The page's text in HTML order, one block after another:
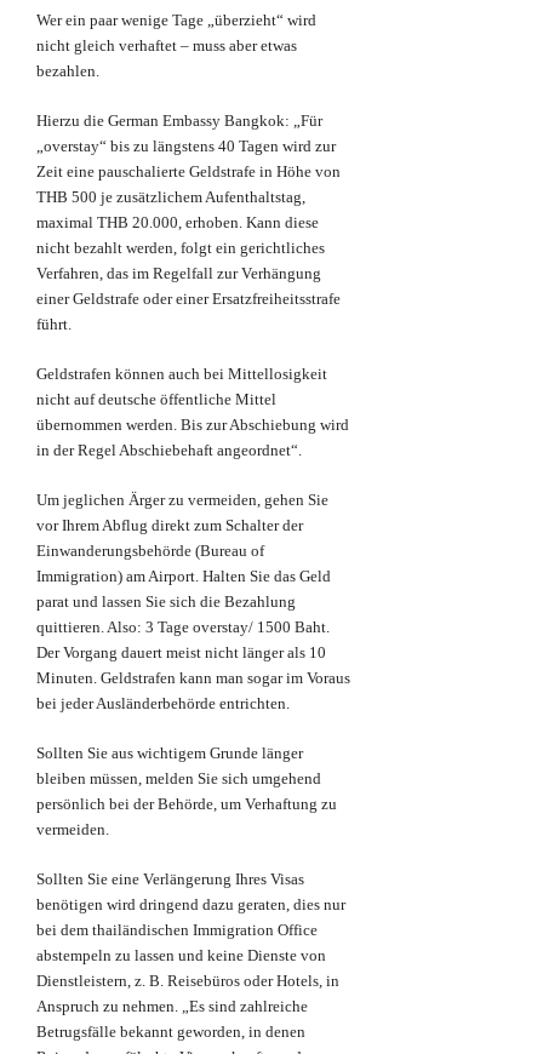
Wer ein paar wenige Tage „überzieht“ wird
nicht gleich verhaftet – muss aber etwas
bezahlen.
Hierzu die German Embassy Bangkok: „Für
„overstay“ bis zu längstens 40 Tagen wird zur
Zeit eine pauschalierte Geldstrafe in Höhe von
THB 500 je zusätzlichem Aufenthaltstag,
maximal THB 20.000, erhoben. Kann diese
nicht bezahlt werden, folgt ein gerichtliches
Verfahren, das im Regelfall zur Verhängung
einer Geldstrafe oder einer Ersatzfreiheitsstrafe
führt.
Geldstrafen können auch bei Mittellosigkeit
nicht auf deutsche öffentliche Mittel
übernommen werden. Bis zur Abschiebung wird
in der Regel Abschiebehaft angeordnet“.
Um jeglichen Ärger zu vermeiden, gehen Sie
vor Ihrem Abflug direkt zum Schalter der
Einwanderungsbehörde (Bureau of
Immigration) am Airport. Halten Sie das Geld
parat und lassen Sie sich die Bezahlung
quittieren. Also: 3 Tage overstay/ 1500 Baht.
Der Vorgang dauert meist nicht länger als 10
Minuten. Geldstrafen kann man sogar im Voraus
bei jeder Ausländerbehörde entrichten.
Sollten Sie aus wichtigem Grunde länger
bleiben müssen, melden Sie sich umgehend
persönlich bei der Behörde, um Verhaftung zu
vermeiden.
Sollten Sie eine Verlängerung Ihres Visas
benötigen wird dringend dazu geraten, dies nur
bei dem thailändischen Immigration Office
abstempeln zu lassen und keine Dienste von
Dienstleistern, z. B. Reisebüros oder Hotels, in
Anspruch zu nehmen. „Es sind zahlreiche
Betrugsfälle bekannt geworden, in denen